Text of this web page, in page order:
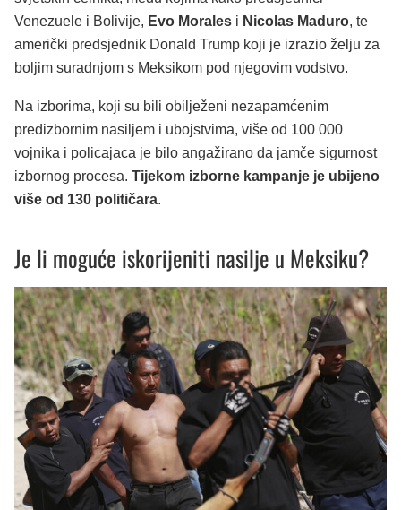
Venezuele i Bolivije, Evo Morales i Nicolas Maduro, te
američki predsjednik Donald Trump koji je izrazio želju za
boljim suradnjom s Meksikom pod njegovim vodstvo.
Na izborima, koji su bili obilježeni nezapamćenim
predizbornim nasiljem i ubojstvima, više od 100 000
vojnika i policajaca je bilo angažirano da jamče sigurnost
izbornog procesa. Tijekom izborne kampanje je ubijeno
više od 130 političara.
Je li moguće iskorijeniti nasilje u Meksiku?